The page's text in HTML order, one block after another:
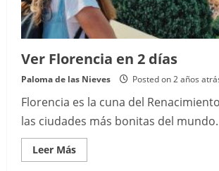
Ver Florencia en 2 días
Paloma de las Nieves Posted on 2 años
Florencia es la cuna del
las ciudades más bonitas del mundo.
Leer MásRead
more